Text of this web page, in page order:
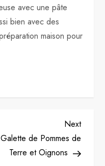
avec une pâte
bien avec des
maison pour
Next
Post
Next
Galette de Pommes de
Terre et Oignons